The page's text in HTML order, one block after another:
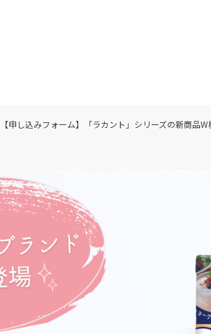
申し込みフォーム】「ラカント」シリーズの新商品